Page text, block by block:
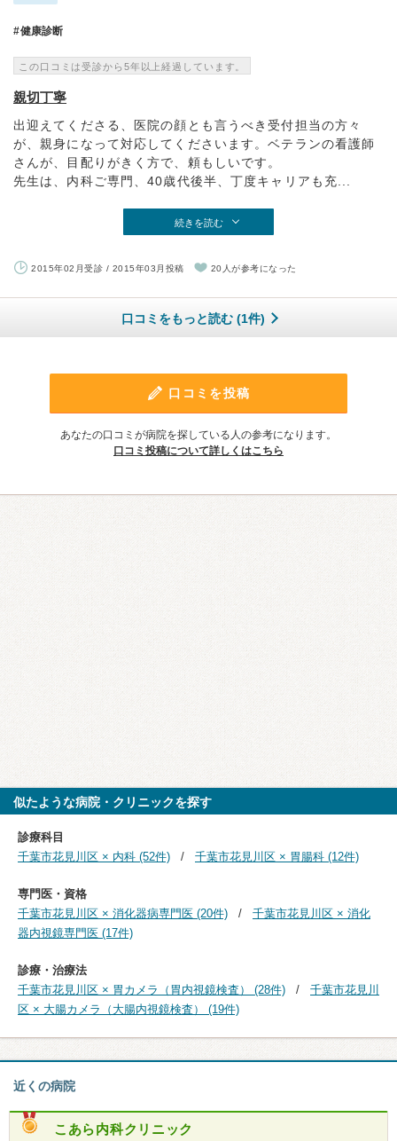
健康診断
この口コミは受診から5年以上経過しています。
親切丁寧
出迎えてくださる、医院の顔とも言うべき受付担当の方々
が、親身になって対応してくださいます。ベテランの看護師
さんが、目配りがきく方で、頼もしいです。
先生は、内科ご専門、40歳代後半、丁度キャリアも充...
続きを読む
2015年02月受診 / 2015年03月投稿 20人が参考になった
口コミをもっと読む (1件)
口コミを投稿
あなたの口コミが病院を探している人の参考になります。
口コミ投稿について詳しくはこちら
似たような病院・クリニックを探す
診療科目
千葉市花見川区 × 内科 (52件)
千葉市花見川区 × 胃腸科 (12件)
専門医・資格
千葉市花見川区 × 消化器病専門医 (20件)
千葉市花見川区 × 消化
器内視鏡専門医 (17件)
診療・治療法
千葉市花見川区 × 胃カメラ（胃内視鏡検査） (28件)
千葉市花見川
区 × 大腸カメラ（大腸内視鏡検査） (19件)
近くの病院
こあら内科クリニック